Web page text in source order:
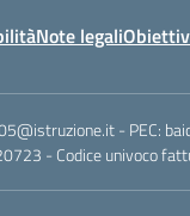
Note legali
- PEC:
- Codice univoco